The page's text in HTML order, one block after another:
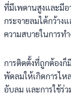
ที่มีเพดานสูงและมีอ
กระจายลมได้กว้าง
ความสบายในการท
การติดตั้งที่ถูกต้อง
พัดลมให้เกิดการไห
อับลม และการใช้ร่